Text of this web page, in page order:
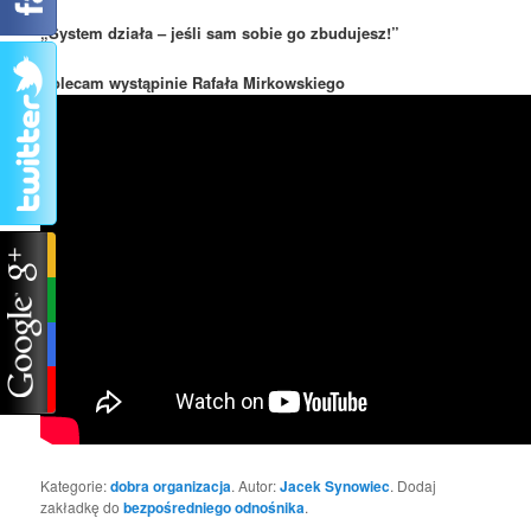
„System działa – jeśli sam sobie go zbudujesz!”
Polecam wystąpinie Rafała Mirkowskiego
Kategorie:dobra organizacja. Autor:Jacek Synowiec. Dodaj
zakładkę dobezpośredniego odnośnika.